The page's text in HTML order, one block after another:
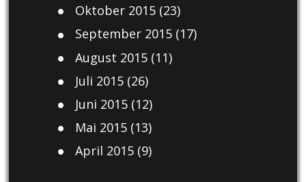
Oktober 2015(23)
September 2015(17)
August 2015(11)
Juli 2015(26)
Juni 2015(12)
Mai 2015(13)
April 2015(9)